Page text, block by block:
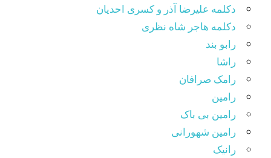
دکلمه علیرضا آذر و کسری احدیان
دکلمه هاجر شاه نظری
رابو بند
راشا
رامک صرافان
رامین
رامین بی باک
رامین شهورانی
رانیک